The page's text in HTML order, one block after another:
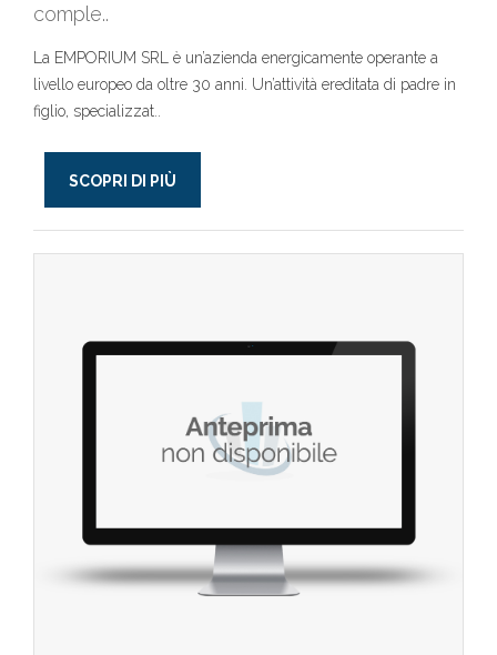
comple..
La EMPORIUM SRL è un’azienda energicamente operante a
livello europeo da oltre 30 anni. Un’attività ereditata di padre in
figlio, specializzat..
SCOPRI DI PIÙ